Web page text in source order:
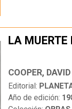
LA
COOPER, DAVID
Editorial:
Año de edición: